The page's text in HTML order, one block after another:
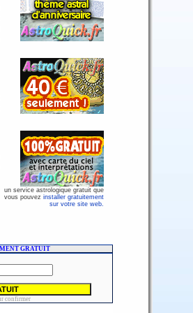
un service astrologique gratuit que
vous pouvez installer gratuitement
sur votre site web.